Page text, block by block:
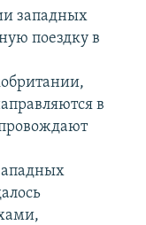
западных
поездку в
в